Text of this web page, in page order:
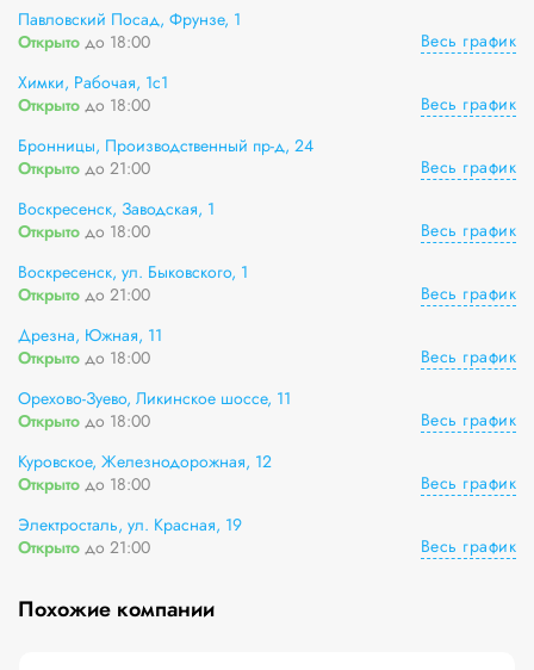
Павловский Посад, Фрунзе, 1
Открыто до 18:00
Весь график
Химки, Рабочая, 1с1
Открыто до 18:00
Весь график
Бронницы, Производственный пр-д, 24
Открыто до 21:00
Весь график
Воскресенск, Заводская, 1
Открыто до 18:00
Весь график
Воскресенск, ул. Быковского, 1
Открыто до 21:00
Весь график
Дрезна, Южная, 11
Открыто до 18:00
Весь график
Орехово-Зуево, Ликинское шоссе, 11
Открыто до 18:00
Весь график
Куровское, Железнодорожная, 12
Открыто до 18:00
Весь график
Электросталь, ул. Красная, 19
Открыто до 21:00 Весь график
Похожие компании